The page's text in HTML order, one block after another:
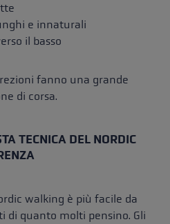
e innaturali
il basso
fanno una grande
di corsa.
TECNICA DEL NORDIC
walking è più facile da
di quanto molti pensino. Gli